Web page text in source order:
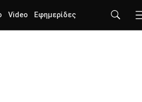
Video Εφημερίδες